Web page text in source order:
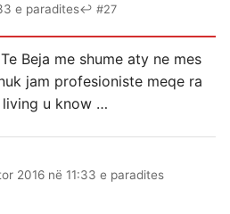
e paradites↩ #27
Beja me shume aty ne mes
jam profesioniste meqe ra
living u know …
2016 në 11:33 e paradites